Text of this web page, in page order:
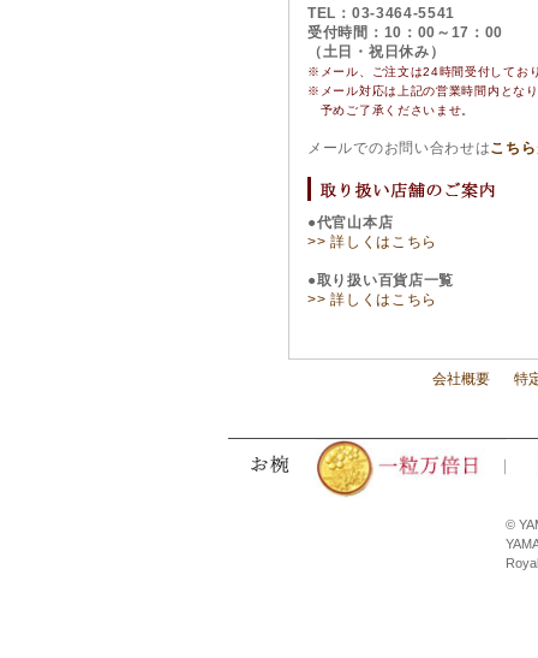
TEL：03-3464-5541
受付時間：10：00～17：00
（土日・祝日休み）
※メール、ご注文は24時間受付してお
※ メール対応は上記の営業時間内とな
予めご了承くださいませ。
メールでのお問い合わせはこちら
●代官山本店
>> 詳しくはこちら
●取り扱い百貨店一覧
>> 詳しくはこちら
会社概要 特
©